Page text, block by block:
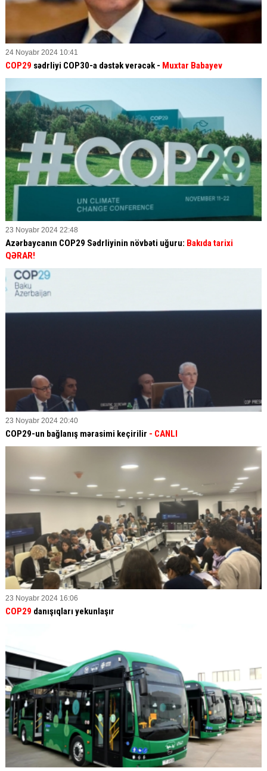
24 Noyabr 2024 10:41
COP29 sədrliyi COP30-a dəstək verəcək - Muxtar Babayev
23 Noyabr 2024 22:48
Azərbaycanın COP29 Sədrliyinin növbəti uğuru: Bakıda tarixi
QƏRAR!
23 Noyabr 2024 20:40
COP29-un bağlanış mərasimi keçirilir - CANLI
23 Noyabr 2024 16:06
COP29 danışıqları yekunlaşır